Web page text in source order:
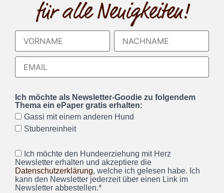
für alle Neuigkeiten!
Ich möchte als Newsletter-Goodie zu folgendem
Thema ein ePaper gratis erhalten:
Gassi mit einem anderen Hund
Stubenreinheit
Ich möchte den Hundeerziehung mit Herz
Newsletter erhalten und akzeptiere die
Datenschutzerklärung, welche ich gelesen habe. Ich
kann den Newsletter jederzeit über einen Link im
Newsletter abbestellen.*